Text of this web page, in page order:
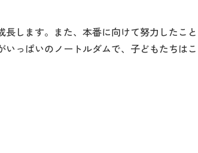
します。また、本番に向けて努力したこ
っぱいのノートルダムで、子どもたちは